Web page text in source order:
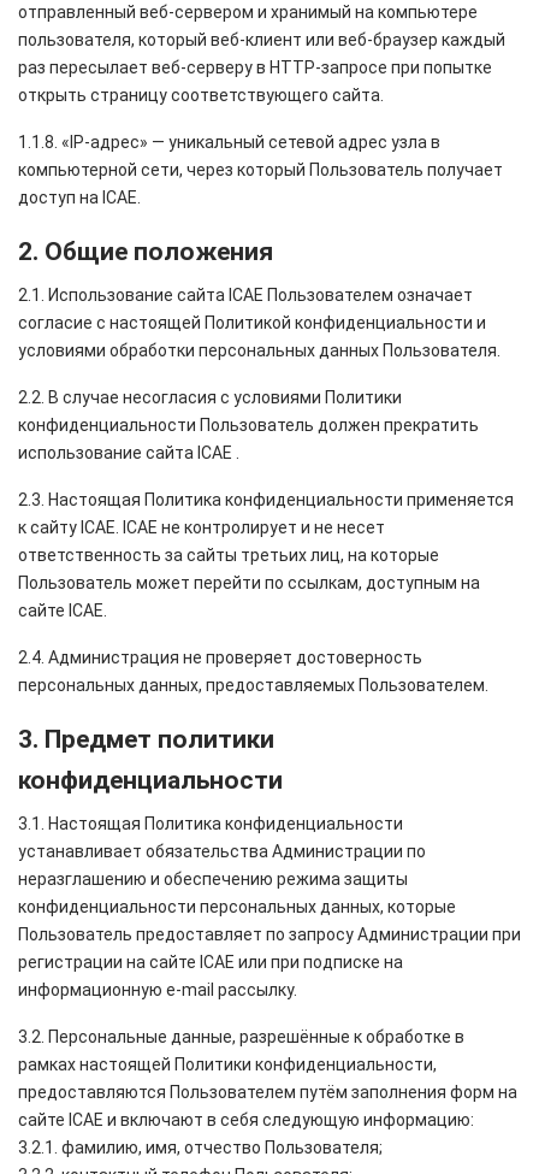
отправленный веб-сервером и хранимый на компьютере
пользователя, который веб-клиент или веб-браузер каждый
раз пересылает веб-серверу в HTTP-запросе при попытке
открыть страницу соответствующего сайта.
1.1.8. «IP-адрес» — уникальный сетевой адрес узла в
компьютерной сети, через который Пользователь получает
доступ на ICAE.
2. Общие положения
2.1. Использование сайта ICAE Пользователем означает
согласие с настоящей Политикой конфиденциальности и
условиями обработки персональных данных Пользователя.
2.2. В случае несогласия с условиями Политики
конфиденциальности Пользователь должен прекратить
использование сайта ICAE .
2.3. Настоящая Политика конфиденциальности применяется
к сайту ICAE. ICAE не контролирует и не несет
ответственность за сайты третьих лиц, на которые
Пользователь может перейти по ссылкам, доступным на
сайте ICAE.
2.4. Администрация не проверяет достоверность
персональных данных, предоставляемых Пользователем.
3. Предмет политики
конфиденциальности
3.1. Настоящая Политика конфиденциальности
устанавливает обязательства Администрации по
неразглашению и обеспечению режима защиты
конфиденциальности персональных данных, которые
Пользователь предоставляет по запросу Администрации при
регистрации на сайте ICAE или при подписке на
информационную e-mail рассылку.
3.2. Персональные данные, разрешённые к обработке в
рамках настоящей Политики конфиденциальности,
предоставляются Пользователем путём заполнения форм на
сайте ICAE и включают в себя следующую информацию:
3.2.1. фамилию, имя, отчество Пользователя;